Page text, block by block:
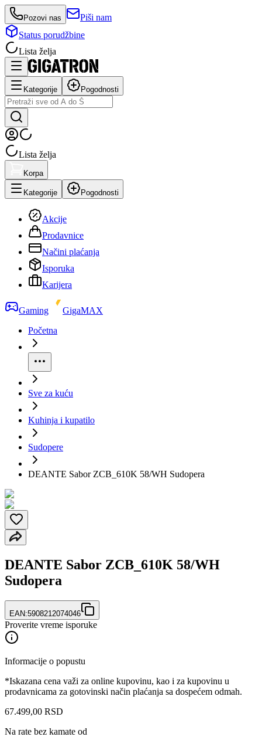
Pozovi nas
Piši nam
Status porudžbine
Lista želja
Kategorije Pogodnosti
Lista želja
Korpa
Kategorije Pogodnosti
Akcije
Prodavnice
Načini plaćanja
Isporuka
Karijera
Gaming
GigaMAX
Početna
Sve za kuću
Kuhinja i kupatilo
Sudopere
DEANTE Sabor ZCB_610K 58/WH Sudopera
DEANTE Sabor ZCB_610K 58/WH
Sudopera
EAN:5908212074046
Proverite vreme isporuke
Informacije o popustu
*Iskazana cena važi za online kupovinu, kao i za kupovinu u
prodavnicama za gotovinski način plaćanja sa dospećem odmah.
67.499,00 RSD
Na rate bez kamate od